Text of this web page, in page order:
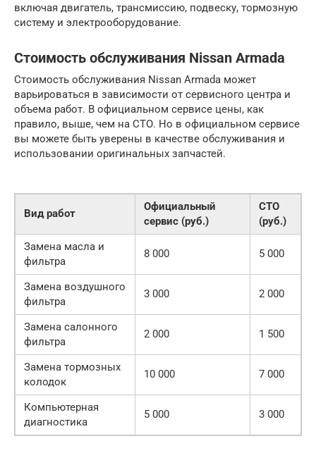
включая двигатель, трансмиссию, подвеску, тормозную
систему и электрооборудование.
Стоимость обслуживания Nissan Armada
Стоимость обслуживания Nissan Armada может
варьироваться в зависимости от сервисного центра и
объема работ. В официальном сервисе цены, как
правило, выше, чем на СТО. Но в официальном сервисе
вы можете быть уверены в качестве обслуживания и
использовании оригинальных запчастей.
Вид работ
Официальный
сервис (руб.)
СТО
(руб.)
Замена масла и
фильтра
8 000 5 000
Замена воздушного
фильтра
3 000 2 000
Замена салонного
фильтра
2 000 1 500
Замена тормозных
колодок
10 000 7 000
Компьютерная
диагностика
5 000 3 000